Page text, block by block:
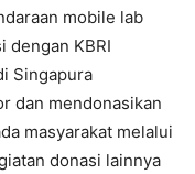
mobile lab
dengan KBRI
Singapura
dan mendonasikan
masyarakat melalui
donasi lainnya